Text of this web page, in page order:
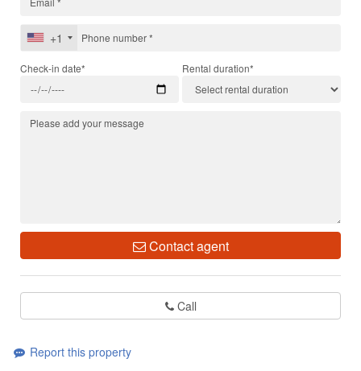
+1
Check-in date* Rental duration*
Contact agent
Call
Report this property